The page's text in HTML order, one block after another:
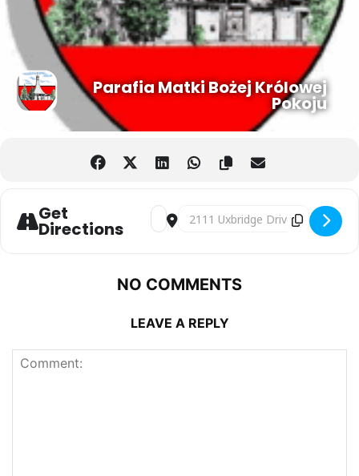
Parafia Matki Bożej Królowej
Pokoju
Get
Directions
Address - Wiosenny Bal dla Dzieci!
Destination Address - Wiosenny
NO COMMENTS
LEAVE A REPLY